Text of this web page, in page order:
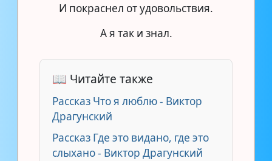
И покраснел от удовольствия.
А я так и знал.
📖 Читайте также
Рассказ Что я люблю - Виктор
Драгунский
Рассказ Где это видано, где это
слыхано - Виктор Драгунский